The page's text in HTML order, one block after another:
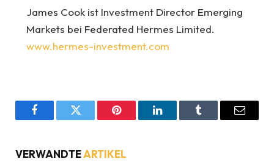
James Cook ist Investment Director Emerging
Markets bei Federated Hermes Limited.
www.hermes-investment.com
FacebookTwitter Pinterest LinkedInTumblr Email
VERWANDTEARTIKEL